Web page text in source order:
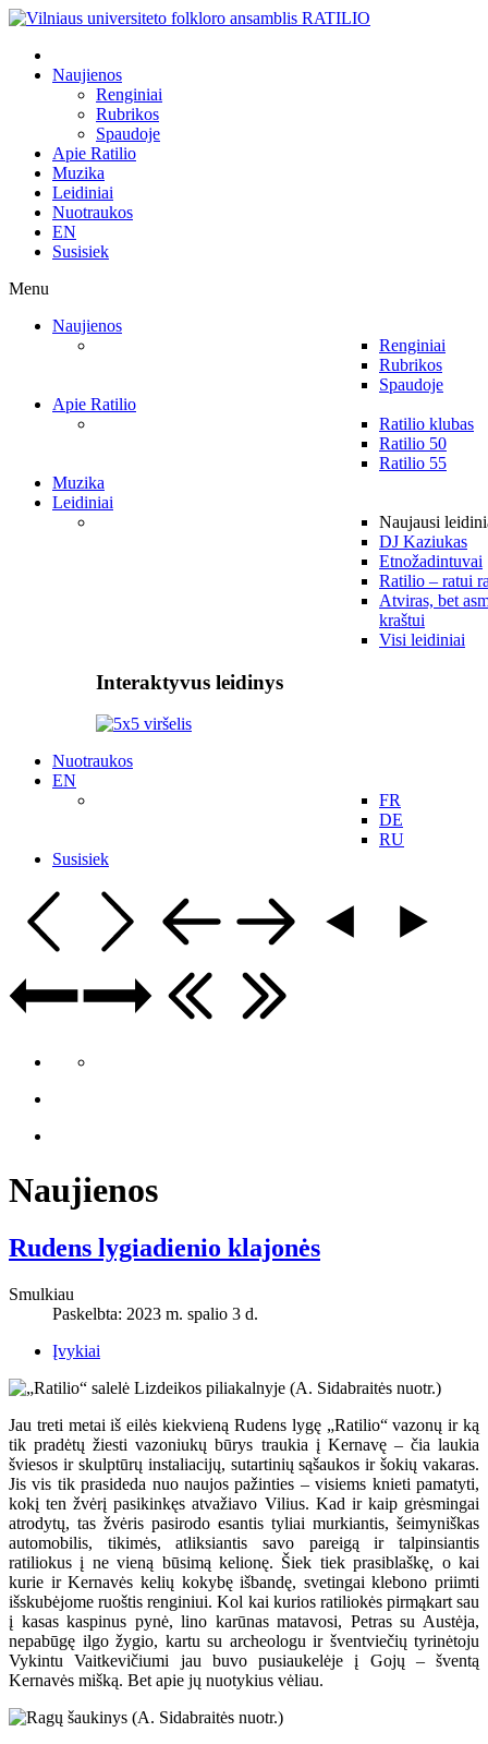
Naujienos
Renginiai
Rubrikos
Spaudoje
Apie Ratilio
Muzika
Leidiniai
Nuotraukos
EN
Susisiek
Menu
Naujienos
Renginiai
Rubrikos
Spaudoje
Apie Ratilio
Ratilio klubas
Ratilio 50
Ratilio 55
Muzika
Leidiniai
Naujausi
DJ Kaziukas
Etnožadintuvai
Ratilio – ratui
Atviras, bet
kraštui
Visi leidiniai
Interaktyvus leidinys
Nuotraukos
EN
FR
DE
RU
Susisiek
Naujienos
Rudens lygiadienio klajonės
Smulkiau
Paskelbta: 2023 m. spalio 3 d.
Įvykiai
Jau treti metai iš eilės kiekvieną Rudens lygę „Ratilio“ vazonų ir ką
tik pradėtų žiesti vazoniukų būrys traukia į Kernavę – čia laukia
šviesos ir skulptūrų instaliacijų, sutartinių sąšaukos ir šokių vakaras.
Jis vis tik prasideda nuo naujos pažinties – visiems knieti pamatyti,
kokį ten žvėrį pasikinkęs atvažiavo Vilius. Kad ir kaip grėsmingai
atrodytų, tas žvėris pasirodo esantis tyliai murkiantis, šeimyniškas
automobilis, tikimės, atliksiantis savo pareigą ir talpinsiantis
ratiliokus į ne vieną būsimą kelionę. Šiek tiek prasiblaškę, o kai
kurie ir Kernavės kelių kokybę išbandę, svetingai klebono priimti
išskubėjome ruoštis renginiui. Kol kai kurios ratiliokės pirmąkart sau
į kasas kaspinus pynė, lino karūnas matavosi, Petras su Austėja,
nepabūgę ilgo žygio, kartu su archeologu ir šventviečių tyrinėtoju
Vykintu Vaitkevičiumi jau buvo pusiaukelėje į Gojų – šventą
Kernavės mišką. Bet apie jų nuotykius vėliau.